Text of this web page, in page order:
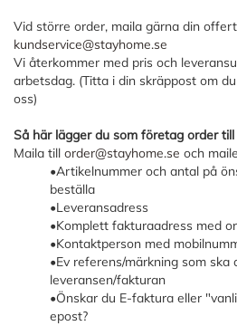
Vid större order, maila gärna din
kundservice@stayhome.se
Vi återkommer med pris och
arbetsdag. (Titta i din skräppost om
oss)
Så här lägger du som företag order
Maila till order@stayhome.se och
•Artikelnummer och antal på
beställa
•Leveransadress
•Komplett fakturaadress med
•Kontaktperson med
•Ev referens/märkning som ska
leveransen/fakturan
•Önskar du E-faktura eller
epost?